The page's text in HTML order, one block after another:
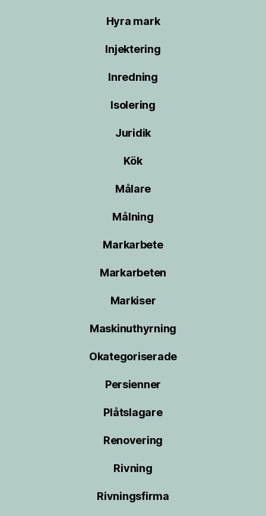
Hyra mark
Injektering
Inredning
Isolering
Juridik
Kök
Målare
Målning
Markarbete
Markarbeten
Markiser
Maskinuthyrning
Okategoriserade
Persienner
Plåtslagare
Renovering
Rivning
Rivningsfirma